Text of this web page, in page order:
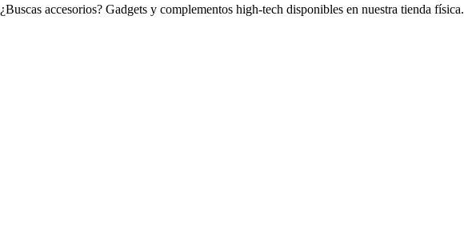
¿Buscas accesorios? Gadgets y complementos high-tech disponibles en nuestra tienda física.